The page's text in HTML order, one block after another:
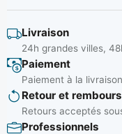
Livraison
24h grandes villes,
Paiement
Paiement à la
Retour et
Retours acceptés
Professionnels